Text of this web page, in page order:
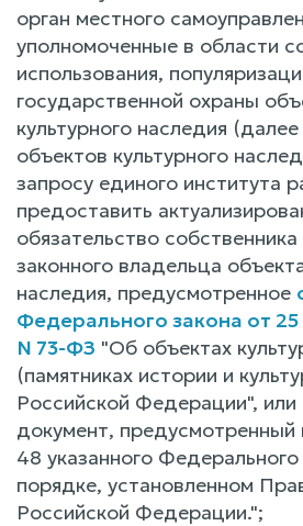
орган местного
уполномоченные в области
использования,
государственной охраны
культурного наследия
объектов культурного
запросу единого института
предоставить
обязательство
законного владельца
наследия, предусмотренное
Федерального закона от
N 73-ФЗ "Об объектах
(памятниках истории и
Российской Федерации", или
документ, предусмотренный
48 указанного Федерального
порядке, установленном
Российской Федерации.";